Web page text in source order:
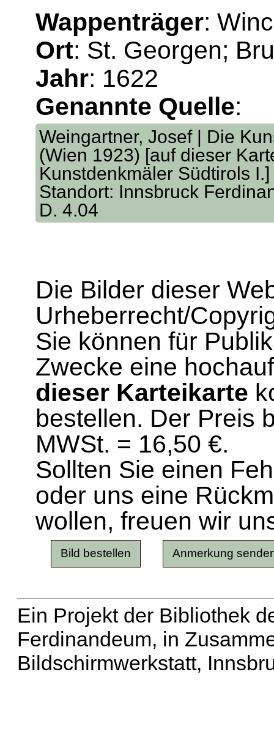
Wappenträger:
Ort: St. Georgen;
Jahr: 1622
Genannte Quelle:
Weingartner, Josef | Die
(Wien 1923) [auf dieser
Kunstdenkmäler Südtirols
Standort: Innsbruck
D. 4.04
Die Bilder dieser
Urheberrecht/
Sie können für
Zwecke eine
dieser Karteikarte
bestellen. Der Preis
MWSt. = 16,50 €.
Sollten Sie einen
oder uns eine
wollen, freuen wir
Ein Projekt der Bibliothek
Ferdinandeum, in
Bildschirmwerkstatt,